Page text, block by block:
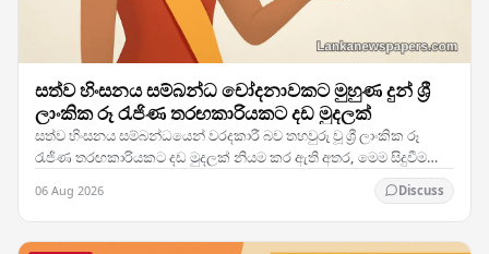
සත්ව හිංසනය සම්බන්ධ චෝදනාවකට මුහුණ දුන් ශ්‍රී
ලාංකික රූ රැජිණ තරඟකාරියකට දඩ මුදලක්
සත්ව හිංසනය සම්බන්ධයෙන් වරදකාරී බව තහවුරු වූ ශ්‍රී ලාංකික රූ
රැජිණ තරඟකාරියකට දඩ මුදලක් නියම කර ඇති අතර, මෙම සිදුවීම
06 Aug 2026 Discuss